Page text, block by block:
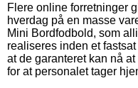
Flere online forretninger
hverdag på en masse
Mini Bordfodbold, som
realiseres inden et
at de garanteret kan nå
for at personalet tager